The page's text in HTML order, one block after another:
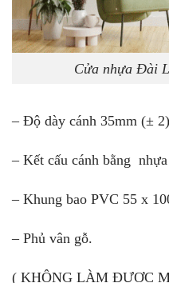
Cửa nhựa Đài
– Độ dày cánh 35mm (±
– Kết cấu cánh bằng
– Khung bao PVC 55 x
– Phủ vân gỗ.
( KHÔNG LÀM ĐƯỢC